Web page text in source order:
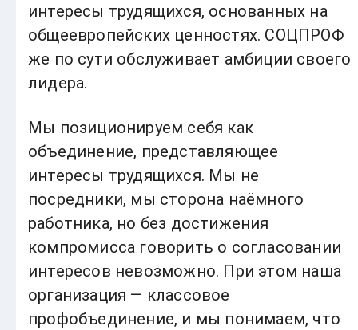
интересы трудящихся, основанных на
общеевропейских ценностях. СОЦПРОФ
же по сути обслуживает амбиции своего
лидера.
Мы позиционируем себя как
объединение, представляющее
интересы трудящихся. Мы не
посредники, мы сторона наёмного
работника, но без достижения
компромисса говорить о согласовании
интересов невозможно. При этом наша
организация — классовое
профобъединение, и мы понимаем, что